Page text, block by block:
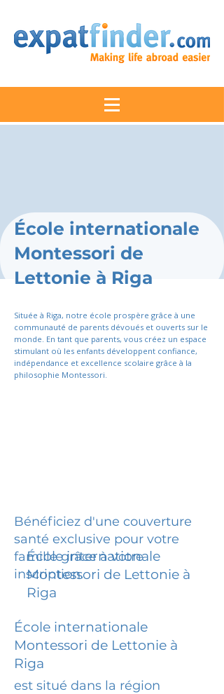
École internationale
Montessori de
Lettonie à Riga
Située à Riga, notre école prospère grâce à une
communauté de parents dévoués et ouverts sur le
monde. En tant que parents, vous créez un espace
stimulant où les enfants développent confiance,
indépendance et excellence scolaire grâce à la
philosophie Montessori.
Bénéficiez d'une couverture
santé exclusive pour votre
famille grâce à votre
inscription.
École internationale
Montessori de Lettonie à
Riga
École internationale
Montessori de Lettonie à
Riga
est situé dans la région